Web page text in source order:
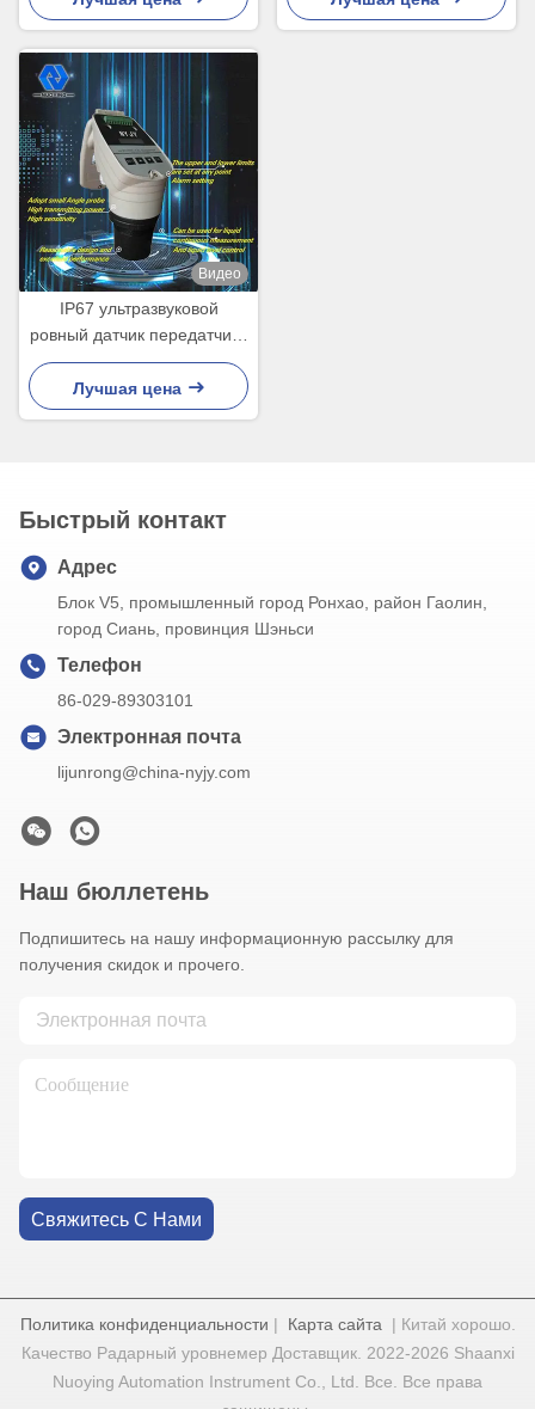
мониторинга
Ультразвуковой датчик
уровня масла
Видео
IP67 ультразвуковой
ровный датчик передатчика
40KHz 100KHz
ультразвуковой ровный для
цистерны с водой
Лучшая цена
Быстрый контакт
Адрес
Блок V5, промышленный город Ронхао, район Гаолин,
город Сиань, провинция Шэньси
Телефон
86-029-89303101
Электронная почта
lijunrong@china-nyjy.com
Наш бюллетень
Подпишитесь на нашу информационную рассылку для
получения скидок и прочего.
Свяжитесь С Нами
Политика конфиденциальности | Карта сайта| Китай хорошо.
Качество Радарный уровнемер Доставщик. 2022-2026 Shaanxi
Nuoying Automation Instrument Co., Ltd. Все. Все права